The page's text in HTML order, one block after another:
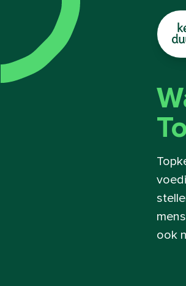
|
ook